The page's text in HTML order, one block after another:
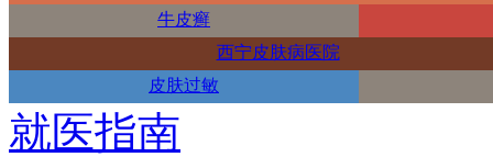
牛皮癣
西宁皮肤病医院
皮肤过敏
就医指南